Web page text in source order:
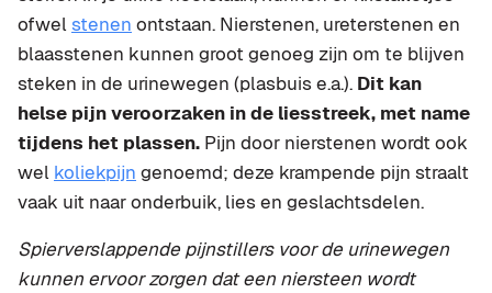
ofwel stenen ontstaan. Nierstenen, ureterstenen en
blaasstenen kunnen groot genoeg zijn om te blijven
steken in de urinewegen (plasbuis e.a.). Dit kan
helse pijn veroorzaken in de liesstreek, met name
tijdens het plassen. Pijn door nierstenen wordt ook
wel koliekpijn genoemd; deze krampende pijn straalt
vaak uit naar onderbuik, lies en geslachtsdelen.
Spierverslappende pijnstillers voor de urinewegen
kunnen ervoor zorgen dat een niersteen wordt